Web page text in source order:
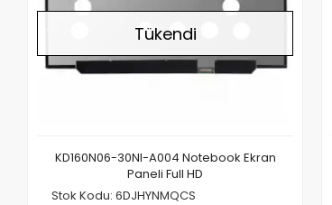
Tükendi
KD160N06-30NI-A004 Notebook Ekran
Paneli Full HD
Stok Kodu: 6DJHYNMQCS